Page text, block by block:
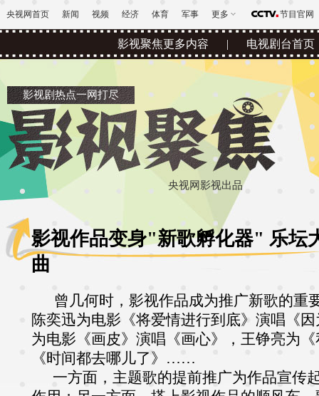
央视网首页 新闻 视频 经济 体育 军事 更多 节目官网
影视聚焦更多内容 | 电视剧台首页
影视剧热点一网打尽
央视网影视出品
影视作品变身"新歌孵化器" 乐坛
曲
曾几何时，影视作品成为推广新歌的重
陈奕迅为电影《将爱情进行到底》演唱《
为电影《画皮》演唱《画心》，王铮亮为
《时间都去哪儿了》……
一方面，主题歌的提前推广为作品宣传